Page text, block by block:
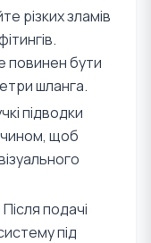
різких зламів
повинен бути
шланга.
підводки
чином, щоб
Після подачі
під